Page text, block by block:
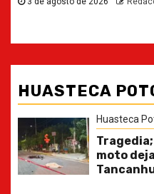
HUASTECA
Huasteca
moto